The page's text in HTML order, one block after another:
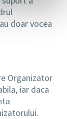
doar vocea
Organizator
iar daca